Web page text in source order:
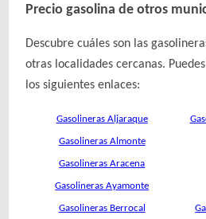
Precio gasolina de otros
Descubre cuáles son las
otras localidades cercanas.
los siguientes enlaces:
Gasolineras Aljaraque
Gasolineras Almonte
Gasolineras Aracena
Gasolineras Ayamonte
Gasolineras Berrocal